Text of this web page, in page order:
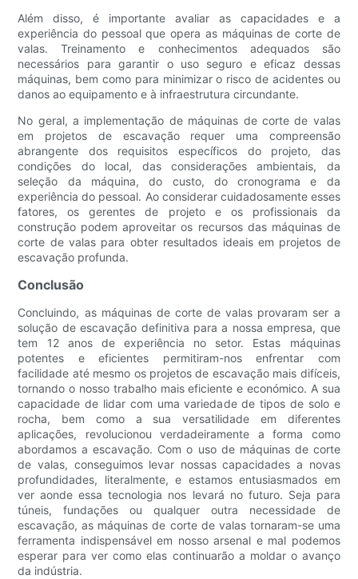
Além disso, é importante avaliar as capacidades e a
experiência do pessoal que opera as máquinas de corte de
valas. Treinamento e conhecimentos adequados são
necessários para garantir o uso seguro e eficaz dessas
máquinas, bem como para minimizar o risco de acidentes ou
danos ao equipamento e à infraestrutura circundante.
No geral, a implementação de máquinas de corte de valas
em projetos de escavação requer uma compreensão
abrangente dos requisitos específicos do projeto, das
condições do local, das considerações ambientais, da
seleção da máquina, do custo, do cronograma e da
experiência do pessoal. Ao considerar cuidadosamente esses
fatores, os gerentes de projeto e os profissionais da
construção podem aproveitar os recursos das máquinas de
corte de valas para obter resultados ideais em projetos de
escavação profunda.
Conclusão
Concluindo, as máquinas de corte de valas provaram ser a
solução de escavação definitiva para a nossa empresa, que
tem 12 anos de experiência no setor. Estas máquinas
potentes e eficientes permitiram-nos enfrentar com
facilidade até mesmo os projetos de escavação mais difíceis,
tornando o nosso trabalho mais eficiente e económico. A sua
capacidade de lidar com uma variedade de tipos de solo e
rocha, bem como a sua versatilidade em diferentes
aplicações, revolucionou verdadeiramente a forma como
abordamos a escavação. Com o uso de máquinas de corte
de valas, conseguimos levar nossas capacidades a novas
profundidades, literalmente, e estamos entusiasmados em
ver aonde essa tecnologia nos levará no futuro. Seja para
túneis, fundações ou qualquer outra necessidade de
escavação, as máquinas de corte de valas tornaram-se uma
ferramenta indispensável em nosso arsenal e mal podemos
esperar para ver como elas continuarão a moldar o avanço
da indústria.